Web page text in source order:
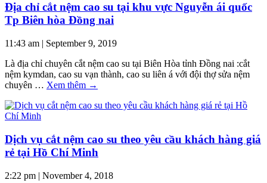
Địa chỉ cắt nệm cao su tại khu vực Nguyễn ái quốc
Tp Biên hòa Đồng nai
11:43 am | September 9, 2019
Là địa chỉ chuyên cắt nệm cao su tại Biên Hòa tỉnh Đồng nai :cắt
nệm kymdan, cao su vạn thành, cao su liên á với đội thợ sửa nệm
chuyên … Xem thêm →
Dịch vụ cắt nệm cao su theo yêu cầu khách hàng giá
rẻ tại Hồ Chí Minh
2:22 pm | November 4, 2018